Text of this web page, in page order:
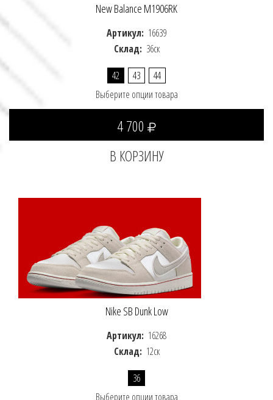
New Balance M1906RK
Артикул: 16639
Склад: 36ск
42 43
44
Выберите опции товара
4 700
Nike SB Dunk Low
Артикул: 16268
Склад: 12ск
36
Выберите опции товара